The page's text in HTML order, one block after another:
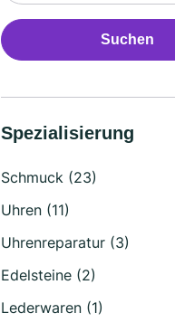
Suchen
Spezialisierung
Schmuck (23)
Uhren (11)
Uhrenreparatur (3)
Edelsteine (2)
Lederwaren (1)